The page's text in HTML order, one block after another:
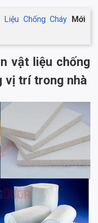
Chống Cháy Mới
vật liệu chống
vị trí trong nhà